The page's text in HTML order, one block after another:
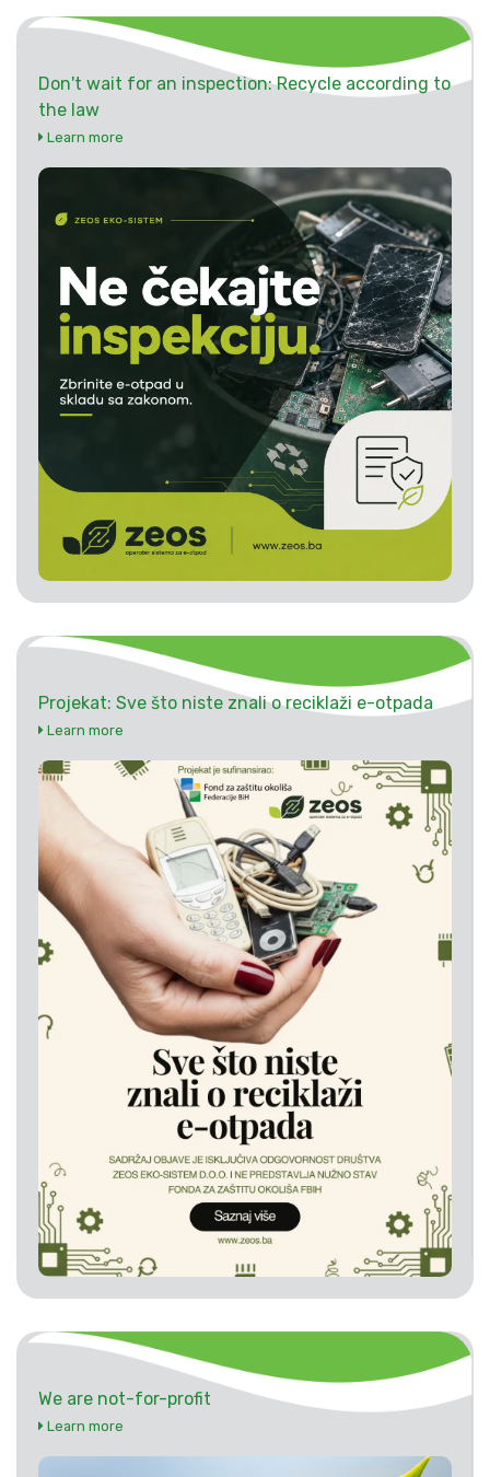
Don't wait for an inspection: Recycle according to
the law
Learn more
Projekat: Sve što niste znali o reciklaži e-otpada
Learn more
We are not-for-profit
Learn more